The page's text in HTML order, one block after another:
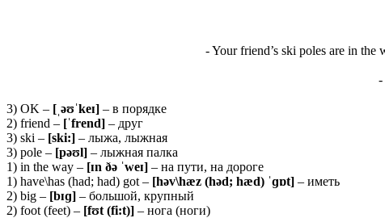
- Your friend’s ski poles are in the
-
3) OK – [ˌəʊˈkeɪ] – в порядке
2) friend – [ˈfrend] – друг
3) ski – [ski:] – лыжа, лыжная
3) pole – [pəʊl] – лыжная палка
1) in the way – [ɪn ðə ˈweɪ] – на пути, на дороге
1) have\has (had; had) got – [həv\hæz (həd; hæd) ˈɡɒt] – иметь
2) big – [bɪɡ] – большой, крупный
2) foot (feet) – [fʊt (fi:t)] – нога (ноги)